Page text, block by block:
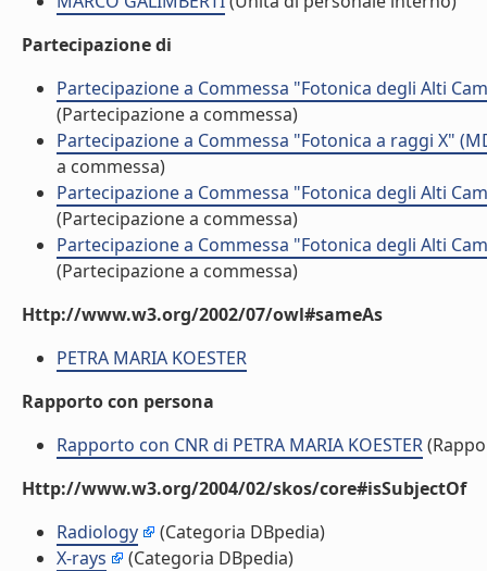
Partecipazione di
Partecipazione a Commessa "Fotonica degli Alti
(Partecipazione a commessa)
Partecipazione a Commessa "Fotonica a raggi X"
a commessa)
Partecipazione a Commessa "Fotonica degli Alti
(Partecipazione a commessa)
Partecipazione a Commessa "Fotonica degli Alti
(Partecipazione a commessa)
Http://www.w3.org/2002/07/owl#sameAs
PETRA MARIA KOESTER
Rapporto con persona
Rapporto con CNR di PETRA MARIA KOESTER
Http://www.w3.org/2004/02/skos/core#isSubjectOf
Radiology
(Categoria DBpedia)
X-rays
(Categoria DBpedia)